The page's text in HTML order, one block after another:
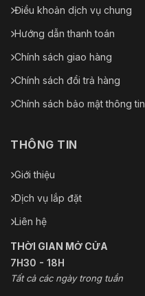
Điều khoản dịch vụ chung
Hướng dẫn thanh toán
Chính sách giao hàng
Chính sách đổi trả hàng
Chính sách bảo mật thông tin
THÔNG TIN
Giới thiệu
Dịch vụ lắp đặt
Liên hệ
THỜI GIAN MỞ CỬA
7H30 - 18H
Tất cả các ngày trong tuần